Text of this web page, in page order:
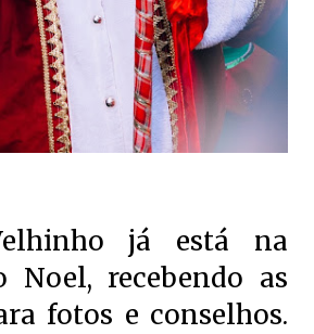
já está na
Noel, recebendo as
fotos e conselhos.